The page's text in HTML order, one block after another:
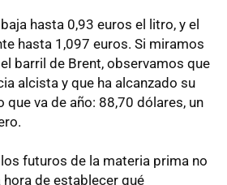
hasta 0,93 euros el litro, y el
hasta 1,097 euros. Si miramos
barril de Brent, observamos que
alcista y que ha alcanzado su
que va de año: 88,70 dólares, un
futuros de la materia prima no
de establecer qué